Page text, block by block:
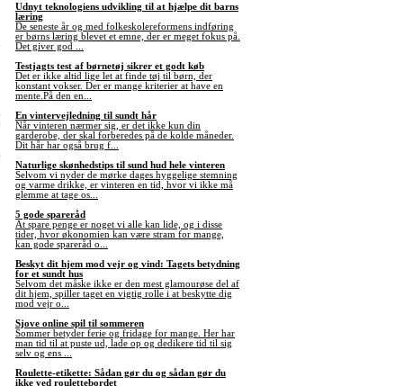
Udnyt teknologiens udvikling til at hjælpe dit barns
læring
De seneste år og med folkeskolereformens indføring
er børns læring blevet et emne, der er meget fokus på.
Det giver god ...
Testjagts test af børnetøj sikrer et godt køb
Det er ikke altid lige let at finde tøj til børn, der
konstant vokser. Der er mange kriterier at have en
mente.På den en...
En vintervejledning til sundt hår
Når vinteren nærmer sig, er det ikke kun din
garderobe, der skal forberedes på de kolde måneder.
Dit hår har også brug f...
Naturlige skønhedstips til sund hud hele vinteren
Selvom vi nyder de mørke dages hyggelige stemning
og varme drikke, er vinteren en tid, hvor vi ikke må
glemme at tage os...
5 gode spareråd
At spare penge er noget vi alle kan lide, og i disse
tider, hvor økonomien kan være stram for mange,
kan gode spareråd o...
Beskyt dit hjem mod vejr og vind: Tagets betydning
for et sundt hus
Selvom det måske ikke er den mest glamourøse del af
dit hjem, spiller taget en vigtig rolle i at beskytte dig
mod vejr o...
Sjove online spil til sommeren
Sommer betyder ferie og fridage for mange. Her har
man tid til at puste ud, lade op og dedikere tid til sig
selv og ens ...
Roulette-etikette: Sådan gør du og sådan gør du
ikke ved roulettebordet